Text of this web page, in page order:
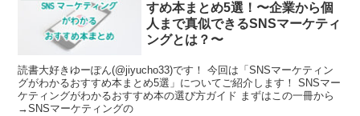
すめ本まとめ5選！〜企業から個
人まで真似できるSNSマーケティ
ングとは？〜
読書大好きゆーぽん(@jiyucho33)です！ 今回は「SNSマーケティン
グがわかるおすすめ本まとめ5選」についてご紹介します！ SNSマー
ケティングがわかるおすすめ本の選び方ガイド まずはこの一冊から
→SNSマーケティングの